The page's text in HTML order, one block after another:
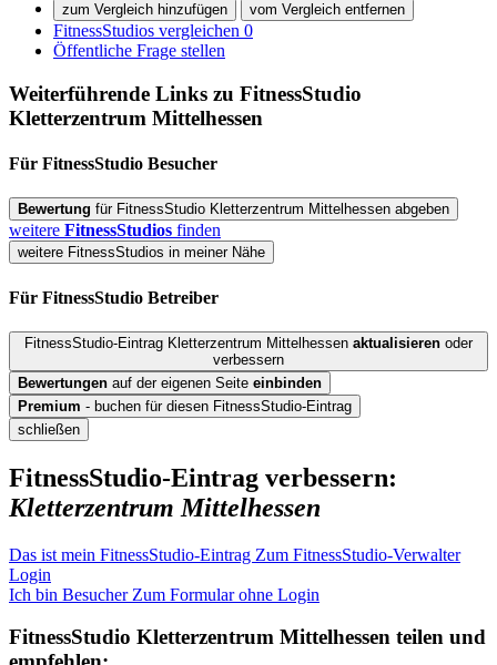
zum Vergleich hinzufügen vom Vergleich entfernen
FitnessStudios vergleichen 0
Öffentliche Frage stellen
Weiterführende Links zu FitnessStudio
Kletterzentrum Mittelhessen
Für FitnessStudio Besucher
Bewertung für FitnessStudio Kletterzentrum Mittelhessen abgeben
weitere FitnessStudios finden
weitere FitnessStudios in meiner Nähe
Für FitnessStudio Betreiber
FitnessStudio-Eintrag Kletterzentrum Mittelhessen aktualisieren oder
verbessern
Bewertungen auf der eigenen Seite einbinden
Premium - buchen für diesen FitnessStudio-Eintrag
schließen
FitnessStudio-Eintrag verbessern:
Kletterzentrum Mittelhessen
Das ist mein FitnessStudio-Eintrag Zum FitnessStudio-Verwalter
Login
Ich bin Besucher Zum Formular ohne Login
FitnessStudio Kletterzentrum Mittelhessen teilen und